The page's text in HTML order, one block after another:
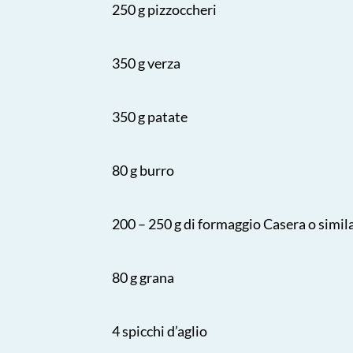
250 g pizzoccheri
350 g verza
350 g patate
80 g burro
200 – 250 g di formaggio Casera o
80 g grana
4 spicchi d’aglio